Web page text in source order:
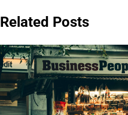
Related Posts